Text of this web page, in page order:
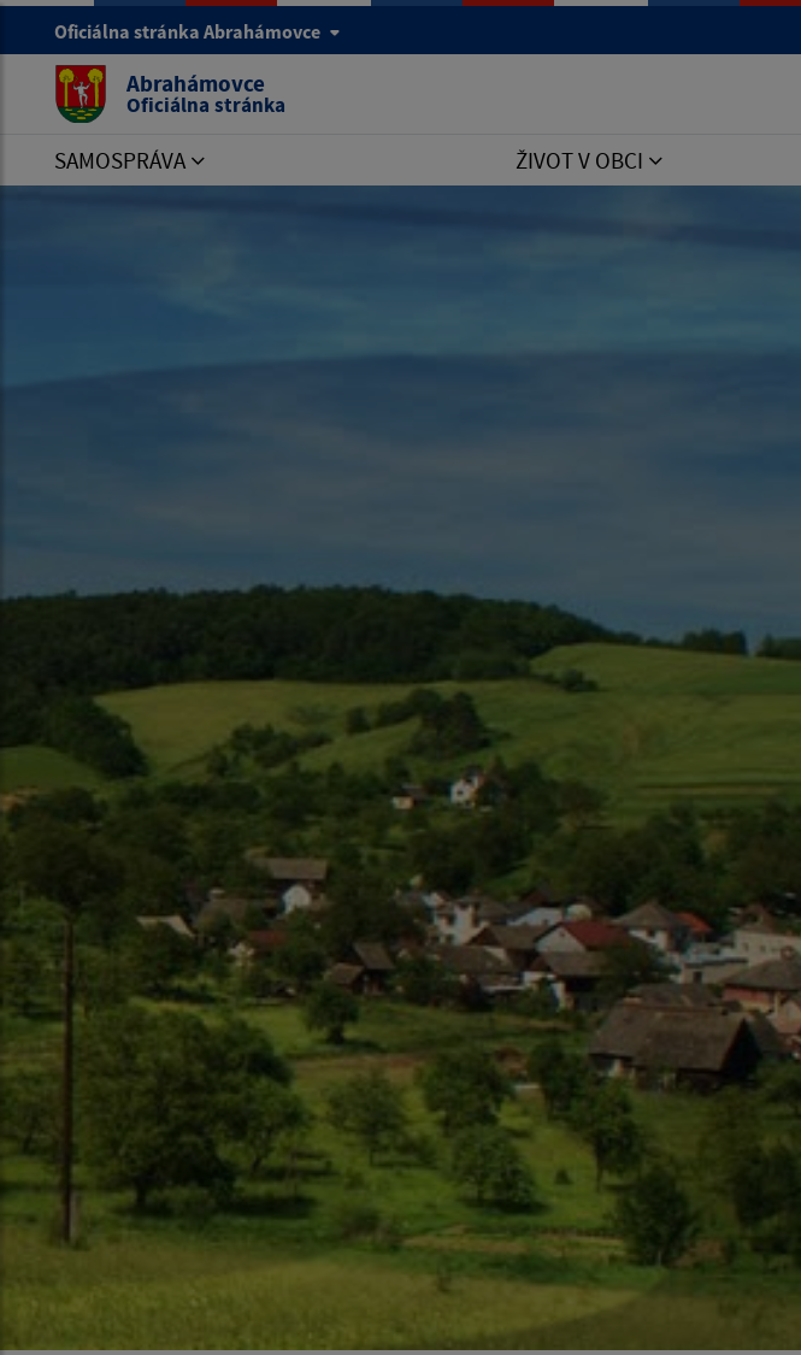
Oficiálna stránka Abrahámovce
Abrahámovce
Oficiálna stránka
SAMOSPRÁVA ŽIVOT V OBCI